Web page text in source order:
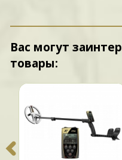
Вас могут
товары: